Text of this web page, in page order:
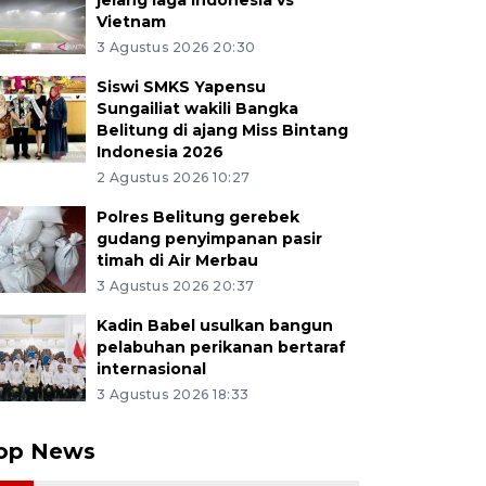
Vietnam
3 Agustus 2026 20:30
Siswi SMKS Yapensu
Sungailiat wakili Bangka
Belitung di ajang Miss Bintang
Indonesia 2026
2 Agustus 2026 10:27
Polres Belitung gerebek
gudang penyimpanan pasir
timah di Air Merbau
3 Agustus 2026 20:37
Kadin Babel usulkan bangun
pelabuhan perikanan bertaraf
internasional
3 Agustus 2026 18:33
News